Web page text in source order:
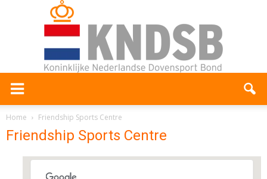
Home Friendship Sports Centre
Friendship Sports Centre